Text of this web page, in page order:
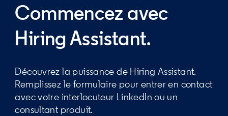
Commencez avec
Hiring Assistant.
Découvrez la puissance de Hiring Assistant.
Remplissez le formulaire pour entrer en contact
avec votre interlocuteur LinkedIn ou un
consultant produit.